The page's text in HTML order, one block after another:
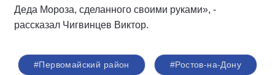
Деда Мороза, сделанного своими руками», -
рассказал Чигвинцев Виктор.
#Первомайский район #Ростов-на-Дону